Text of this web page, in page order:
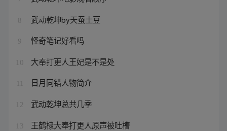
8 武动乾坤by天蚕土豆
9 怪奇笔记好看吗
10 大奉打更人王妃是不是处
日月同错人物简介
12 武动乾坤总共几季
13 王鹤棣大奉打更人原声被吐槽